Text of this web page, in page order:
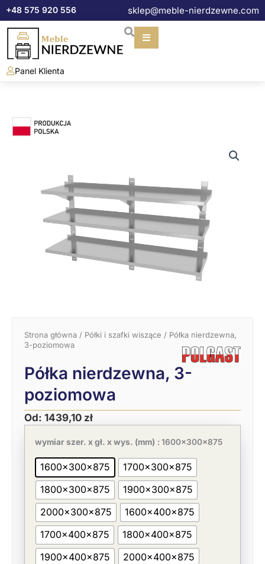
do+48 575 920 556 sklep@meble-nierdzewne.com
Panel Klienta
Strona główna / Półki i szafki wiszące / Półka nierdzewna,
3-poziomowa
Półka nierdzewna, 3-
poziomowa
Od: 1439,10 zł
wymiar szer. x gł. x wys. (mm) : 1600x300x875
1600x300x875
1700x300x875
1800x300x875
1900x300x875
2000x300x875
1600x400x875
1700x400x875
1800x400x875
1900x400x875
2000x400x875
Pierwotna
cena
wynosiła:
2214,00 zł.
Aktualna
cena
wynosi:
1439,10 zł.
Półka
nierdzewna,
poziomowa